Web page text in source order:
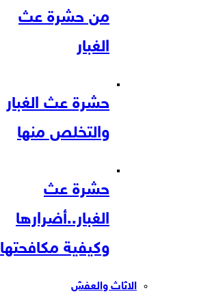
من حشرة عث
الغبار
حشرة عث الغبار
والتخلص منها
حشرة عث
الغبار..أضرارها
وكيفية مكافحتها
الاثاث والعفش